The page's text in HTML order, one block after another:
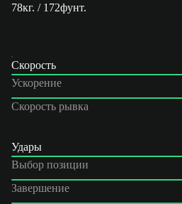
78кг. / 172фунт.
Скорость
Ускорение
Скорость рывка
Удары
Выбор позиции
Завершение